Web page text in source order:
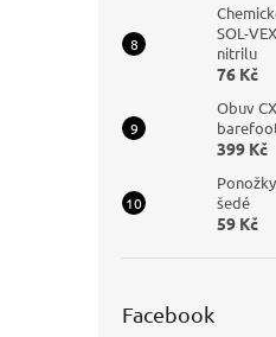
SOL-
nitrilu
76 Kč
Obuv
399 Kč
šedé
59 Kč
Facebook